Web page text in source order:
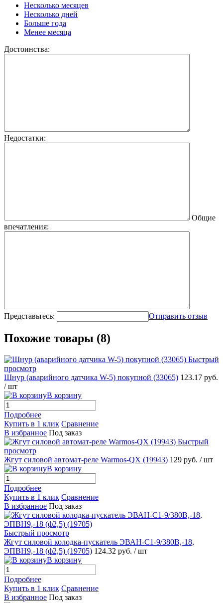
Несколько месяцев
Несколько дней
Больше года
Менее месяца
Достоинства:
Недостатки:
Общие
впечатления:
Представьтесь: Отправить отзыв
Похожие товары (8)
Быстрый
просмотр
Шнур (аварийного датчика W-5) покупной (33065) 123.17 руб.
/ шт
В корзину
Подробнее
Купить в 1 клик Сравнение
В избранное Под заказ
Быстрый
просмотр
Жгут силовой автомат-реле Warmos-QX (19943) 129 руб. / шт
В корзину
Подробнее
Купить в 1 клик Сравнение
В избранное Под заказ
Быстрый просмотр
Жгут силовой колодка-пускатель ЭВАН-С1-9/380В,-18,
ЭПВН9,-18 (ф2,5) (19705) 124.32 руб. / шт
В корзину
Подробнее
Купить в 1 клик Сравнение
В избранное Под заказ